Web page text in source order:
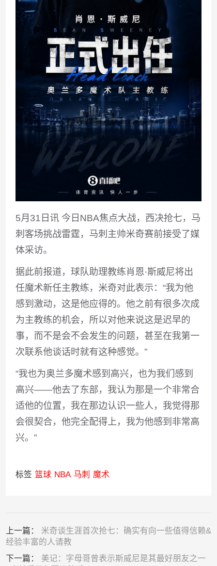
5月31日讯 今日NBA焦点大战，西决抢七，马
刺客场挑战雷霆，马刺主帅米奇赛前接受了媒
体采访。
据此前报道，球队助理教练肖恩·斯威尼将出
任魔术新任主教练，米奇对此表示：“我为他
感到激动，这是他应得的。他之前有很多次成
为主教练的机会，所以对他来说这是迟早的
事，而不是会不会发生的问题，甚至在我第一
次联系他谈话时就有这种感觉。”
“我也为奥兰多魔术感到高兴，也为我们感到
高兴——他去了东部，我认为那是一个非常合
适他的位置，我在那边认识一些人，我觉得那
会很契合，他完全配得上，我为他感到非常高
兴。”
标签 篮球 NBA 马刺 魔术
上一篇： 米奇谈生涯首次抢七：确实有向一些值得信赖&
经验丰富的人请教
下一篇： 美记：字母哥曾表示斯威尼是其最好朋友之一